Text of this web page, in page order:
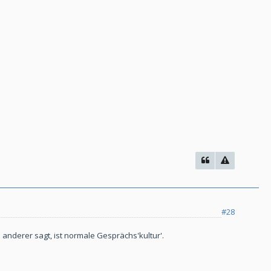
#28
sagt, ist normale Gesprächs'kultur'.